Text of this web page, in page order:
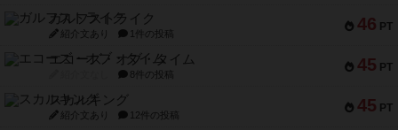
46 PT
ガルフストライク
紹介文あり 1件の投稿
45 PT
エコーズ・オブ・タイム
8件の投稿
45 PT
スカルキング
紹介文あり 12件の投稿